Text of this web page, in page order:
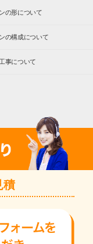
の形について
の構成について
事について
積